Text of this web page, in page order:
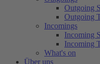
Outgoing
Outgoing
Incomings
Incoming
Incoming
What's on
Über uns